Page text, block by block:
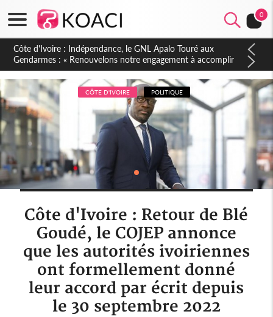
0
Sierra Leone : Un projet de réforme constitutionnelle en
gestation, points clés des amendements, un exclu d'avance
CÔTE D'IVOIRE POLITIQUE
Côte d'Ivoire : Retour de Blé
Goudé, le COJEP annonce
que les autorités ivoiriennes
ont formellement donné
leur accord par écrit depuis
le 30 septembre 2022